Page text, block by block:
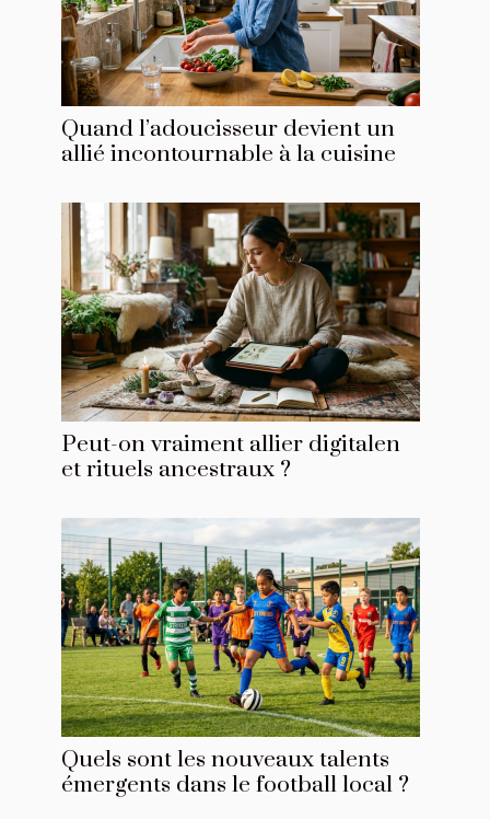
Quand l’adoucisseur devient un
allié incontournable à la cuisine
Peut-on vraiment allier digitalen
et rituels ancestraux ?
Quels sont les nouveaux talents
émergents dans le football local ?